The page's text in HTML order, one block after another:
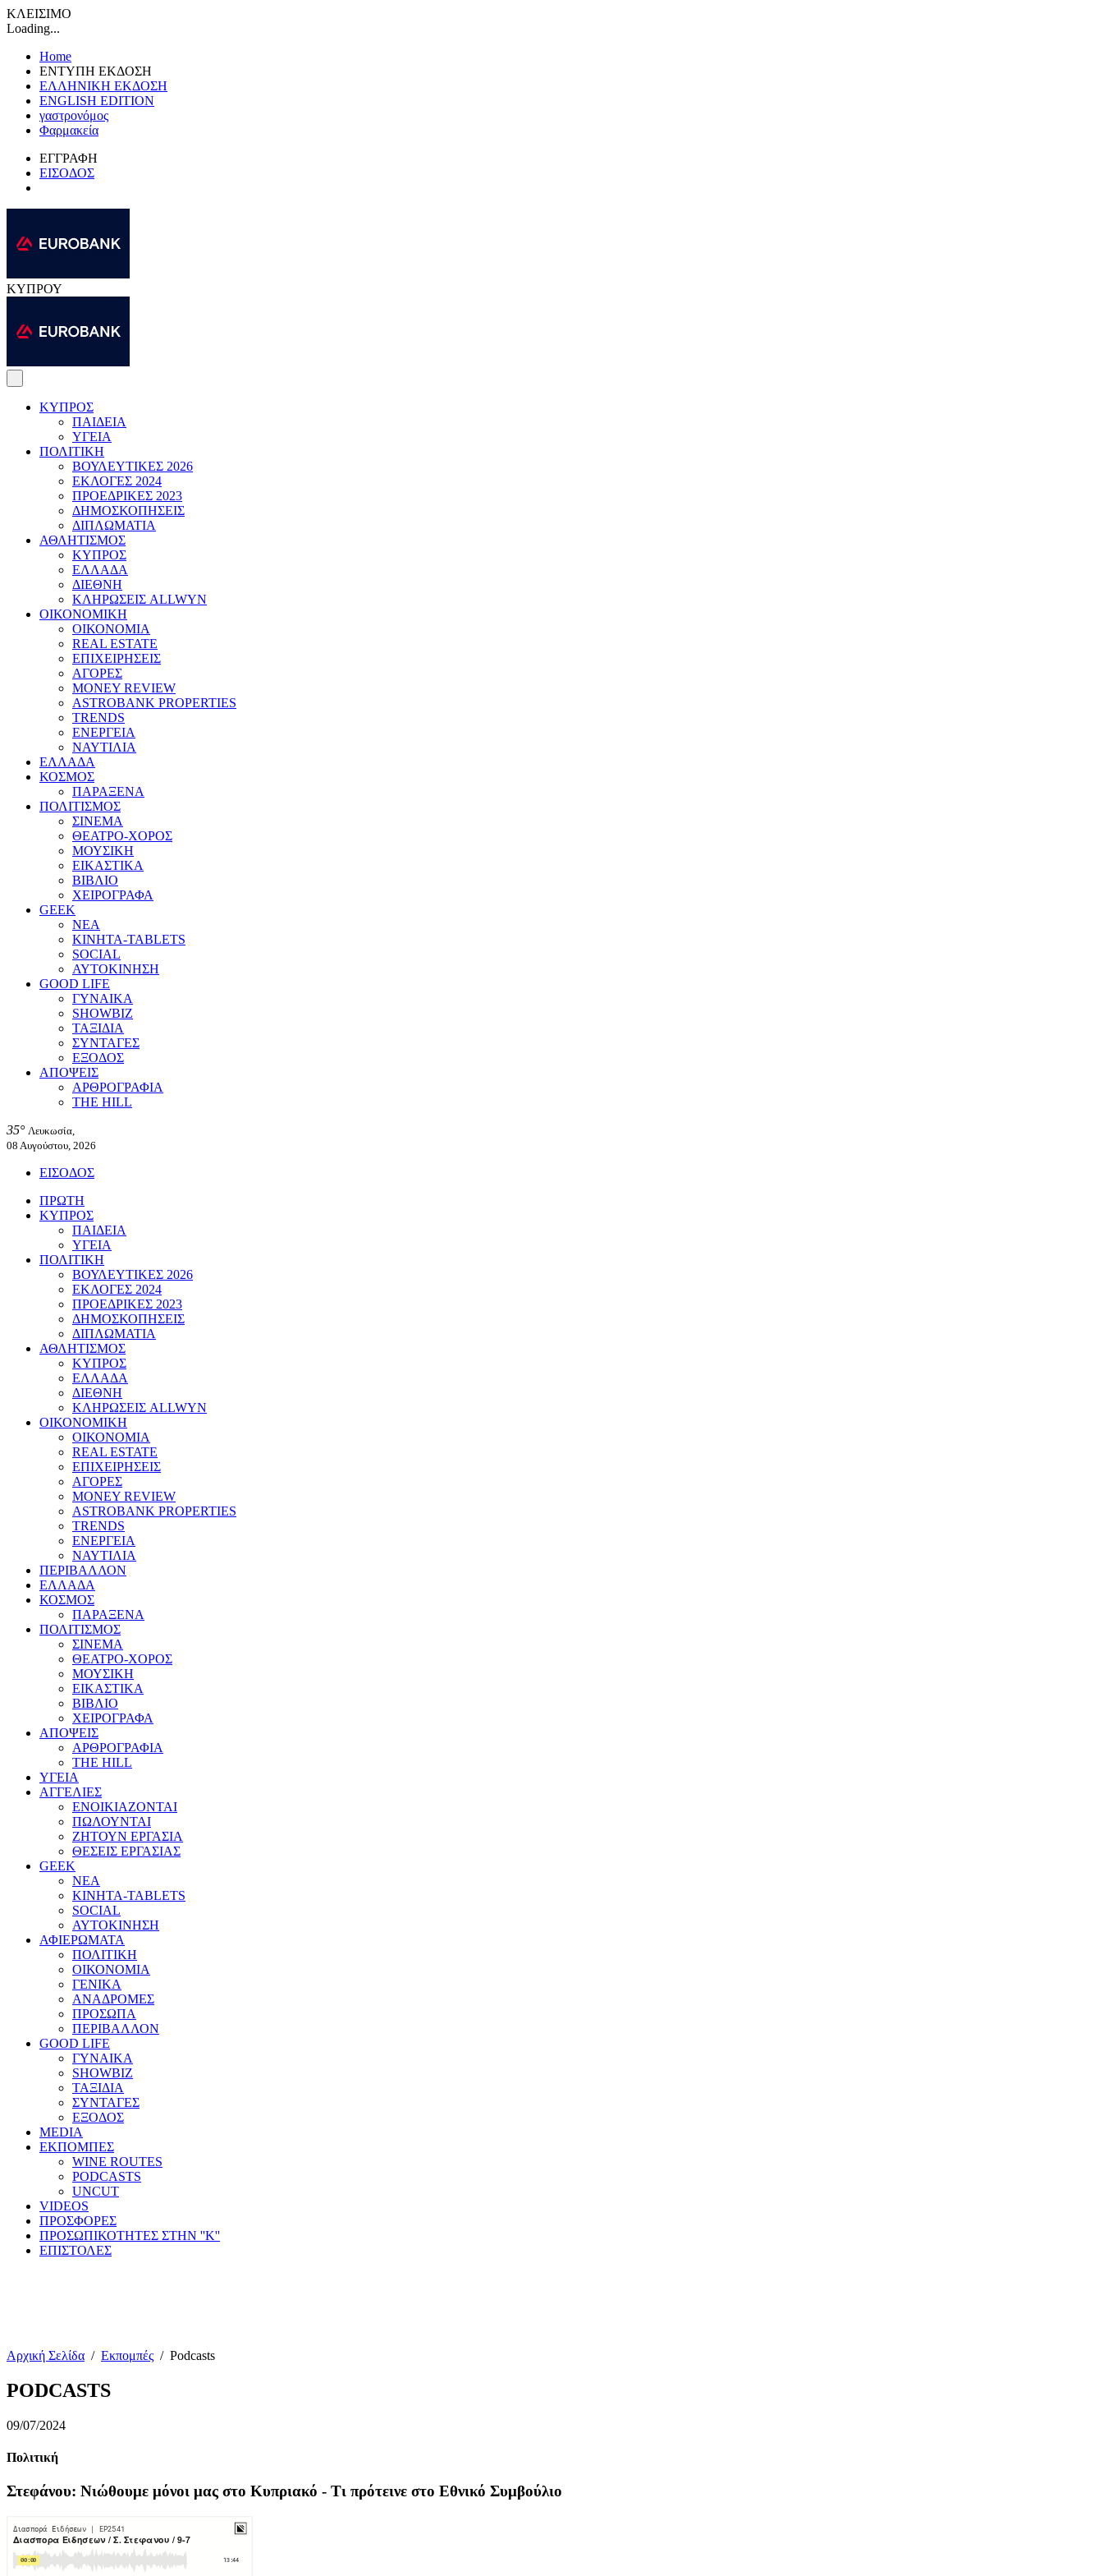
ΚΛΕΙΣΙΜΟ
Loading...
Home
ΕΝΤΥΠΗ ΕΚΔΟΣΗ
ΕΛΛΗΝΙΚΗ ΕΚΔΟΣΗ
ENGLISH EDITION
γαστρονόμος
Φαρμακεία
ΕΓΓΡΑΦΗ
ΕΙΣΟΔΟΣ
ΚΥΠΡΟΥ
ΚΥΠΡΟΣ
ΠΑΙΔΕΙΑ
ΥΓΕΙΑ
ΠΟΛΙΤΙΚΗ
ΒΟΥΛΕΥΤΙΚΕΣ 2026
ΕΚΛΟΓΕΣ 2024
ΠΡΟΕΔΡΙΚΕΣ 2023
ΔΗΜΟΣΚΟΠΗΣΕΙΣ
ΔΙΠΛΩΜΑΤΙΑ
ΑΘΛΗΤΙΣΜΟΣ
ΚΥΠΡΟΣ
ΕΛΛΑΔΑ
ΔΙΕΘΝΗ
ΚΛΗΡΩΣΕΙΣ ALLWYN
ΟΙΚΟΝΟΜΙΚΗ
ΟΙΚΟΝΟΜΙΑ
REAL ESTATE
ΕΠΙΧΕΙΡΗΣΕΙΣ
ΑΓΟΡΕΣ
MONEY REVIEW
ASTROBANK PROPERTIES
TRENDS
ΕΝΕΡΓΕΙΑ
ΝΑΥΤΙΛΙΑ
ΕΛΛΑΔΑ
ΚΟΣΜΟΣ
ΠΑΡΑΞΕΝΑ
ΠΟΛΙΤΙΣΜΟΣ
ΣΙΝΕΜΑ
ΘΕΑΤΡΟ-ΧΟΡΟΣ
ΜΟΥΣΙΚΗ
ΕΙΚΑΣΤΙΚΑ
ΒΙΒΛΙΟ
ΧΕΙΡΟΓΡΑΦΑ
GEEK
ΝΕΑ
ΚΙΝΗΤΑ-TABLETS
SOCIAL
ΑΥΤΟΚΙΝΗΣΗ
GOOD LIFE
ΓΥΝΑΙΚΑ
SHOWBIZ
ΤΑΞΙΔΙΑ
ΣΥΝΤΑΓΕΣ
ΕΞΟΔΟΣ
ΑΠΟΨΕΙΣ
ΑΡΘΡΟΓΡΑΦΙΑ
THE HILL
35° Λευκωσία,
08 Αυγούστου, 2026
ΕΙΣΟΔΟΣ
ΠΡΩΤΗ
ΚΥΠΡΟΣ
ΠΑΙΔΕΙΑ
ΥΓΕΙΑ
ΠΟΛΙΤΙΚΗ
ΒΟΥΛΕΥΤΙΚΕΣ 2026
ΕΚΛΟΓΕΣ 2024
ΠΡΟΕΔΡΙΚΕΣ 2023
ΔΗΜΟΣΚΟΠΗΣΕΙΣ
ΔΙΠΛΩΜΑΤΙΑ
ΑΘΛΗΤΙΣΜΟΣ
ΚΥΠΡΟΣ
ΕΛΛΑΔΑ
ΔΙΕΘΝΗ
ΚΛΗΡΩΣΕΙΣ ALLWYN
ΟΙΚΟΝΟΜΙΚΗ
ΟΙΚΟΝΟΜΙΑ
REAL ESTATE
ΕΠΙΧΕΙΡΗΣΕΙΣ
ΑΓΟΡΕΣ
MONEY REVIEW
ASTROBANK PROPERTIES
TRENDS
ΕΝΕΡΓΕΙΑ
ΝΑΥΤΙΛΙΑ
ΠΕΡΙΒΑΛΛΟΝ
ΕΛΛΑΔΑ
ΚΟΣΜΟΣ
ΠΑΡΑΞΕΝΑ
ΠΟΛΙΤΙΣΜΟΣ
ΣΙΝΕΜΑ
ΘΕΑΤΡΟ-ΧΟΡΟΣ
ΜΟΥΣΙΚΗ
ΕΙΚΑΣΤΙΚΑ
ΒΙΒΛΙΟ
ΧΕΙΡΟΓΡΑΦΑ
ΑΠΟΨΕΙΣ
ΑΡΘΡΟΓΡΑΦΙΑ
THE HILL
ΥΓΕΙΑ
ΑΓΓΕΛΙΕΣ
ΕΝΟΙΚΙΑΖΟΝΤΑΙ
ΠΩΛΟΥΝΤΑΙ
ΖΗΤΟΥΝ ΕΡΓΑΣΙΑ
ΘΕΣΕΙΣ ΕΡΓΑΣΙΑΣ
GEEK
ΝΕΑ
ΚΙΝΗΤΑ-TABLETS
SOCIAL
ΑΥΤΟΚΙΝΗΣΗ
ΑΦΙΕΡΩΜΑΤΑ
ΠΟΛΙΤΙΚΗ
ΟΙΚΟΝΟΜΙΑ
ΓΕΝΙΚΑ
ΑΝΑΔΡΟΜΕΣ
ΠΡΟΣΩΠΑ
ΠΕΡΙΒΑΛΛΟΝ
GOOD LIFE
ΓΥΝΑΙΚΑ
SHOWBIZ
ΤΑΞΙΔΙΑ
ΣΥΝΤΑΓΕΣ
ΕΞΟΔΟΣ
MEDIA
ΕΚΠΟΜΠΕΣ
WINE ROUTES
PODCASTS
UNCUT
VIDEOS
ΠΡΟΣΦΟΡΕΣ
ΠΡΟΣΩΠΙΚΟΤΗΤΕΣ ΣΤΗΝ ''Κ''
ΕΠΙΣΤΟΛΕΣ
Αρχική Σελίδα / Εκπομπές / Podcasts
PODCASTS
09/07/2024
Πολιτική
Στεφάνου: Νιώθουμε μόνοι μας στο Κυπριακό - Τι πρότεινε στο Εθνικό Συμβούλιο